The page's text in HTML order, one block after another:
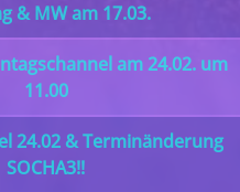
& MW am 17.03.
am 24.02. um
11.00
24.02 & Terminänderung
SOCHA3!!